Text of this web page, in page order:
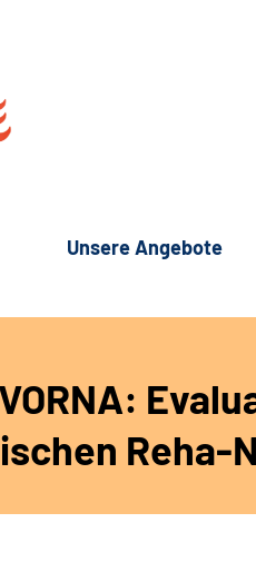
Unsere Angebote
Reha-